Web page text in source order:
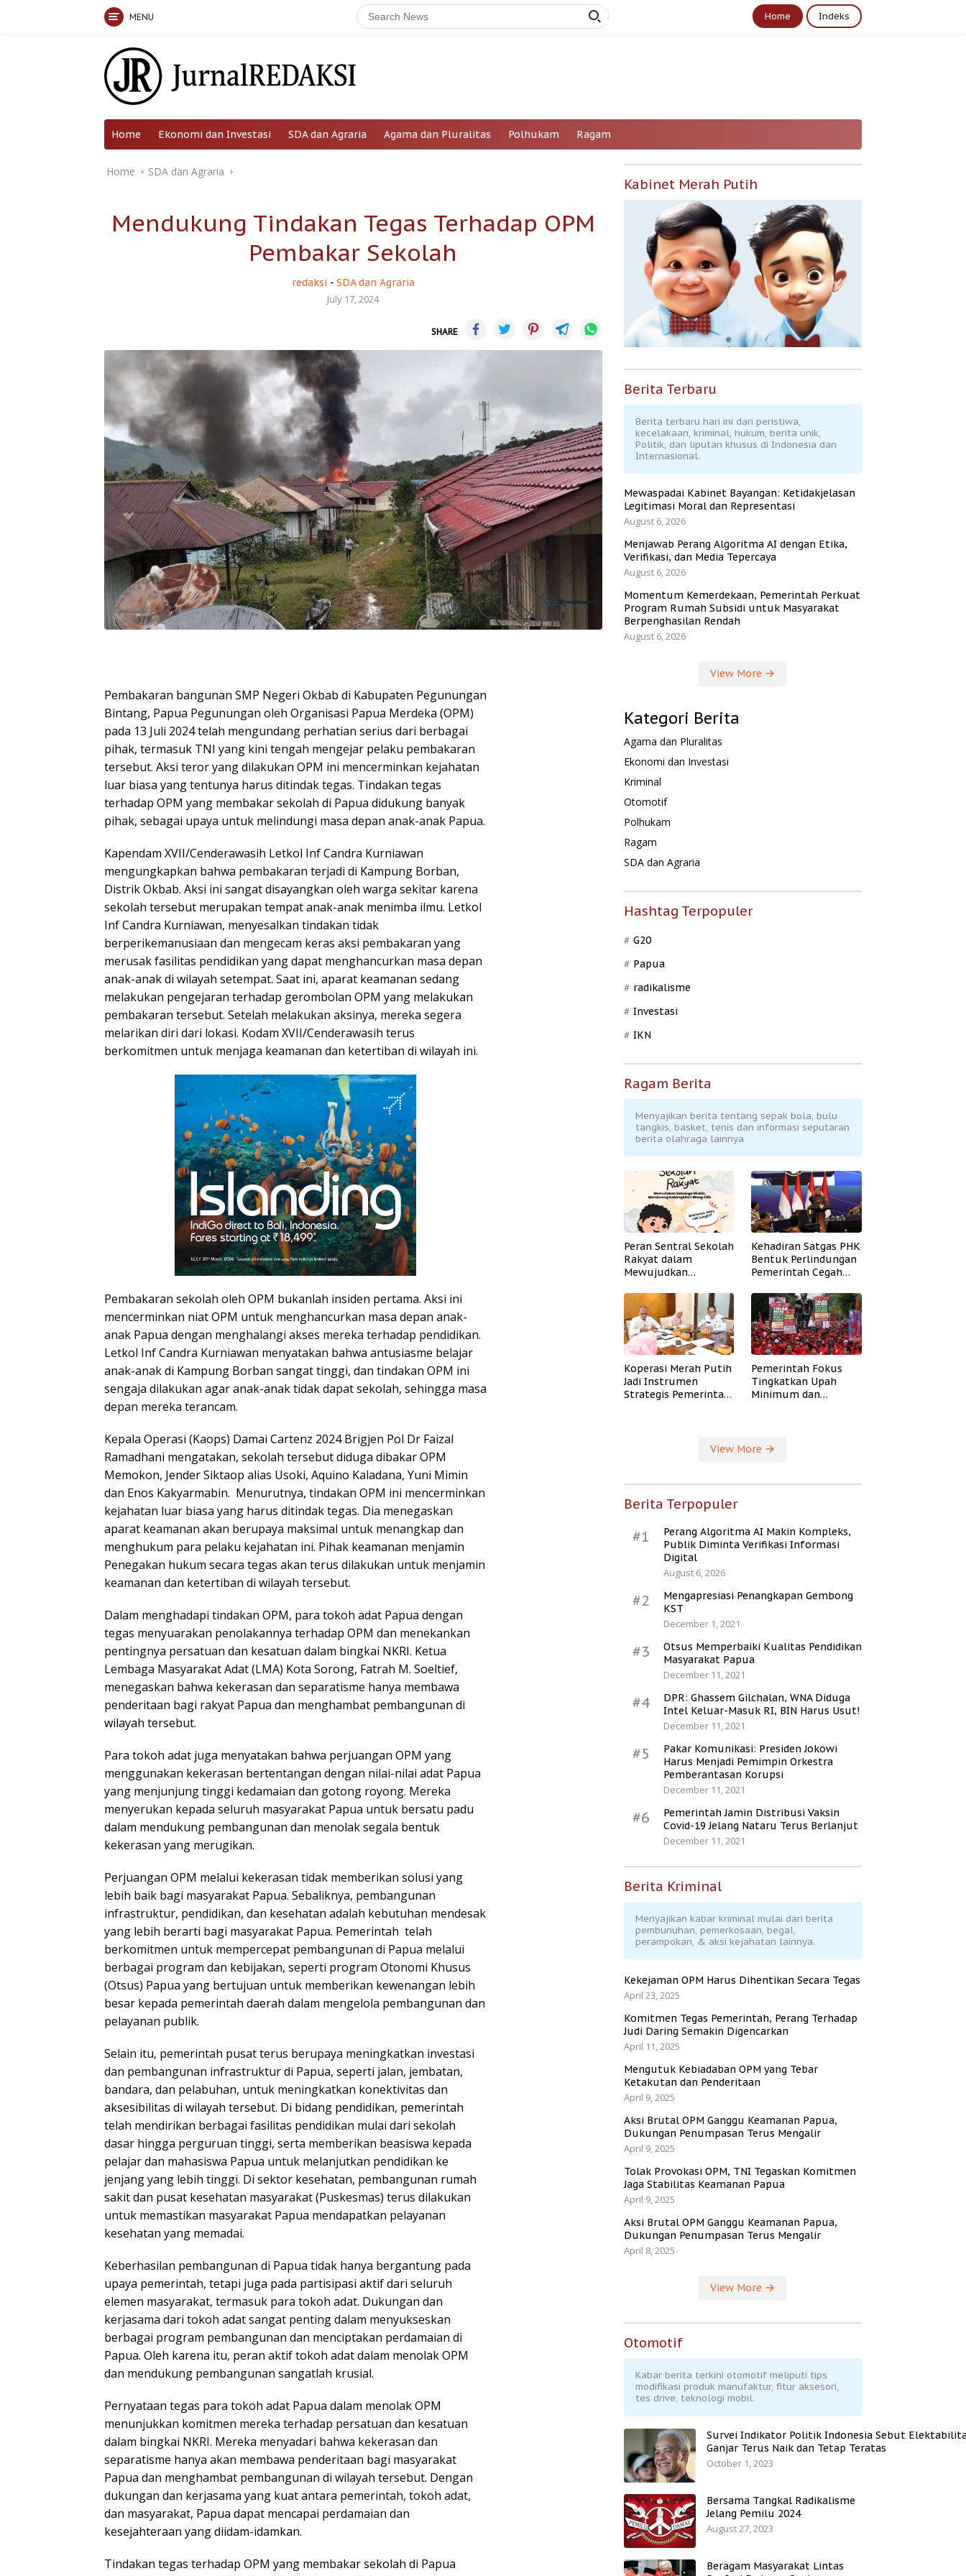
MENU Home Indeks
Home Ekonomi dan Investasi SDA dan Agraria Agama dan Pluralitas Polhukam Ragam
Home SDA dan Agraria
Mendukung Tindakan Tegas Terhadap OPM
Pembakar Sekolah
redaksi - SDA dan Agraria
July 17, 2024
SHARE
Pembakaran bangunan SMP Negeri Okbab di Kabupaten Pegunungan
Bintang, Papua Pegunungan oleh Organisasi Papua Merdeka (OPM)
pada 13 Juli 2024 telah mengundang perhatian serius dari berbagai
pihak, termasuk TNI yang kini tengah mengejar pelaku pembakaran
tersebut. Aksi teror yang dilakukan OPM ini mencerminkan kejahatan
luar biasa yang tentunya harus ditindak tegas. Tindakan tegas
terhadap OPM yang membakar sekolah di Papua didukung banyak
pihak, sebagai upaya untuk melindungi masa depan anak-anak Papua.
Kapendam XVII/Cenderawasih Letkol Inf Candra Kurniawan
mengungkapkan bahwa pembakaran terjadi di Kampung Borban,
Distrik Okbab. Aksi ini sangat disayangkan oleh warga sekitar karena
sekolah tersebut merupakan tempat anak-anak menimba ilmu. Letkol
Inf Candra Kurniawan, menyesalkan tindakan tidak
berperikemanusiaan dan mengecam keras aksi pembakaran yang
merusak fasilitas pendidikan yang dapat menghancurkan masa depan
anak-anak di wilayah setempat. Saat ini, aparat keamanan sedang
melakukan pengejaran terhadap gerombolan OPM yang melakukan
pembakaran tersebut. Setelah melakukan aksinya, mereka segera
melarikan diri dari lokasi. Kodam XVII/Cenderawasih terus
berkomitmen untuk menjaga keamanan dan ketertiban di wilayah ini.
Pembakaran sekolah oleh OPM bukanlah insiden pertama. Aksi ini
mencerminkan niat OPM untuk menghancurkan masa depan anak-
anak Papua dengan menghalangi akses mereka terhadap pendidikan.
Letkol Inf Candra Kurniawan menyatakan bahwa antusiasme belajar
anak-anak di Kampung Borban sangat tinggi, dan tindakan OPM ini
sengaja dilakukan agar anak-anak tidak dapat sekolah, sehingga masa
depan mereka terancam.
Kepala Operasi (Kaops) Damai Cartenz 2024 Brigjen Pol Dr Faizal
Ramadhani mengatakan, sekolah tersebut diduga dibakar OPM
Memokon, Jender Siktaop alias Usoki, Aquino Kaladana, Yuni Mimin
dan Enos Kakyarmabin. Menurutnya, tindakan OPM ini mencerminkan
kejahatan luar biasa yang harus ditindak tegas. Dia menegaskan
aparat keamanan akan berupaya maksimal untuk menangkap dan
menghukum para pelaku kejahatan ini. Pihak keamanan menjamin
Penegakan hukum secara tegas akan terus dilakukan untuk menjamin
keamanan dan ketertiban di wilayah tersebut.
Dalam menghadapi tindakan OPM, para tokoh adat Papua dengan
tegas menyuarakan penolakannya terhadap OPM dan menekankan
pentingnya persatuan dan kesatuan dalam bingkai NKRI. Ketua
Lembaga Masyarakat Adat (LMA) Kota Sorong, Fatrah M. Soeltief,
menegaskan bahwa kekerasan dan separatisme hanya membawa
penderitaan bagi rakyat Papua dan menghambat pembangunan di
wilayah tersebut.
Para tokoh adat juga menyatakan bahwa perjuangan OPM yang
menggunakan kekerasan bertentangan dengan nilai-nilai adat Papua
yang menjunjung tinggi kedamaian dan gotong royong. Mereka
menyerukan kepada seluruh masyarakat Papua untuk bersatu padu
dalam mendukung pembangunan dan menolak segala bentuk
kekerasan yang merugikan.
Perjuangan OPM melalui kekerasan tidak memberikan solusi yang
lebih baik bagi masyarakat Papua. Sebaliknya, pembangunan
infrastruktur, pendidikan, dan kesehatan adalah kebutuhan mendesak
yang lebih berarti bagi masyarakat Papua. Pemerintah telah
berkomitmen untuk mempercepat pembangunan di Papua melalui
berbagai program dan kebijakan, seperti program Otonomi Khusus
(Otsus) Papua yang bertujuan untuk memberikan kewenangan lebih
besar kepada pemerintah daerah dalam mengelola pembangunan dan
pelayanan publik.
Selain itu, pemerintah pusat terus berupaya meningkatkan investasi
dan pembangunan infrastruktur di Papua, seperti jalan, jembatan,
bandara, dan pelabuhan, untuk meningkatkan konektivitas dan
aksesibilitas di wilayah tersebut. Di bidang pendidikan, pemerintah
telah mendirikan berbagai fasilitas pendidikan mulai dari sekolah
dasar hingga perguruan tinggi, serta memberikan beasiswa kepada
pelajar dan mahasiswa Papua untuk melanjutkan pendidikan ke
jenjang yang lebih tinggi. Di sektor kesehatan, pembangunan rumah
sakit dan pusat kesehatan masyarakat (Puskesmas) terus dilakukan
untuk memastikan masyarakat Papua mendapatkan pelayanan
kesehatan yang memadai.
Keberhasilan pembangunan di Papua tidak hanya bergantung pada
upaya pemerintah, tetapi juga pada partisipasi aktif dari seluruh
elemen masyarakat, termasuk para tokoh adat. Dukungan dan
kerjasama dari tokoh adat sangat penting dalam menyukseskan
berbagai program pembangunan dan menciptakan perdamaian di
Papua. Oleh karena itu, peran aktif tokoh adat dalam menolak OPM
dan mendukung pembangunan sangatlah krusial.
Pernyataan tegas para tokoh adat Papua dalam menolak OPM
menunjukkan komitmen mereka terhadap persatuan dan kesatuan
dalam bingkai NKRI. Mereka menyadari bahwa kekerasan dan
separatisme hanya akan membawa penderitaan bagi masyarakat
Papua dan menghambat pembangunan di wilayah tersebut. Dengan
dukungan dan kerjasama yang kuat antara pemerintah, tokoh adat,
dan masyarakat, Papua dapat mencapai perdamaian dan
kesejahteraan yang diidam-idamkan.
Tindakan tegas terhadap OPM yang membakar sekolah di Papua
Kabinet Merah Putih
Berita Terbaru
Berita terbaru hari ini dari peristiwa,
kecelakaan, kriminal, hukum, berita unik,
Politik, dan liputan khusus di Indonesia dan
Internasional.
Mewaspadai Kabinet Bayangan: Ketidakjelasan
Legitimasi Moral dan Representasi
August 6, 2026
Menjawab Perang Algoritma AI dengan Etika,
Verifikasi, dan Media Tepercaya
August 6, 2026
Momentum Kemerdekaan, Pemerintah Perkuat
Program Rumah Subsidi untuk Masyarakat
Berpenghasilan Rendah
August 6, 2026
View More
Kategori Berita
Agama dan Pluralitas
Ekonomi dan Investasi
Kriminal
Otomotif
Polhukam
Ragam
SDA dan Agraria
Hashtag Terpopuler
G20
Papua
radikalisme
Investasi
IKN
Ragam Berita
Menyajikan berita tentang sepak bola, bulu
tangkis, basket, tenis dan informasi seputaran
berita olahraga lainnya
Peran Sentral Sekolah
Rakyat dalam
Mewujudkan
Kehadiran Satgas PHK
Bentuk Perlindungan
Pemerintah Cegah
Koperasi Merah Putih
Jadi Instrumen
Strategis Pemerintah
Pemerintah Fokus
Tingkatkan Upah
Minimum dan
View More
Berita Terpopuler
#1
Perang Algoritma AI Makin Kompleks,
Publik Diminta Verifikasi Informasi
Digital
August 6, 2026
#2
Mengapresiasi Penangkapan Gembong
KST
December 1, 2021
#3
Otsus Memperbaiki Kualitas Pendidikan
Masyarakat Papua
December 11, 2021
#4
DPR: Ghassem Gilchalan, WNA Diduga
Intel Keluar-Masuk RI, BIN Harus Usut!
December 11, 2021
#5
Pakar Komunikasi: Presiden Jokowi
Harus Menjadi Pemimpin Orkestra
Pemberantasan Korupsi
December 11, 2021
#6
Pemerintah Jamin Distribusi Vaksin
Covid-19 Jelang Nataru Terus Berlanjut
December 11, 2021
Berita Kriminal
Menyajikan kabar kriminal mulai dari berita
pembunuhan, pemerkosaan, begal,
perampokan, & aksi kejahatan lainnya.
Kekejaman OPM Harus Dihentikan Secara Tegas
April 23, 2025
Komitmen Tegas Pemerintah, Perang Terhadap
Judi Daring Semakin Digencarkan
April 11, 2025
Mengutuk Kebiadaban OPM yang Tebar
Ketakutan dan Penderitaan
April 9, 2025
Aksi Brutal OPM Ganggu Keamanan Papua,
Dukungan Penumpasan Terus Mengalir
April 9, 2025
Tolak Provokasi OPM, TNI Tegaskan Komitmen
Jaga Stabilitas Keamanan Papua
April 9, 2025
Aksi Brutal OPM Ganggu Keamanan Papua,
Dukungan Penumpasan Terus Mengalir
April 8, 2025
View More
Otomotif
Kabar berita terkini otomotif meliputi tips
modifikasi produk manufaktur, fitur aksesori,
tes drive, teknologi mobil.
Survei Indikator Politik Indonesia Sebut
Ganjar Terus Naik dan Tetap Teratas
October 1, 2023
Bersama Tangkal Radikalisme
Jelang Pemilu 2024
August 27, 2023
Beragam Masyarakat Lintas